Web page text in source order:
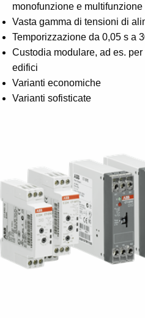
monofunzione e multifunzione
Vasta gamma di tensioni di
Temporizzazione da 0,05 s a
Custodia modulare, ad es.
edifici
Varianti economiche
Varianti sofisticate